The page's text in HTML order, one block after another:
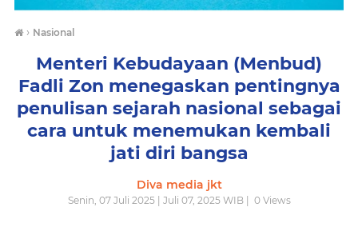
› Nasional
Menteri Kebudayaan (Menbud)
Fadli Zon menegaskan pentingnya
penulisan sejarah nasional sebagai
cara untuk menemukan kembali
jati diri bangsa
Diva media jkt
Senin, 07 Juli 2025 | Juli 07, 2025 WIB | 0Views